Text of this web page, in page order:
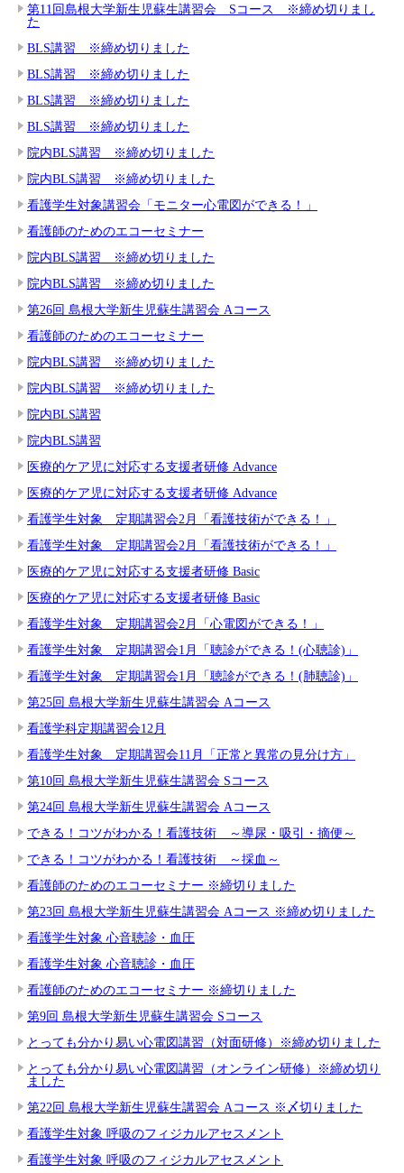
第11回島根大学新生児蘇生講習会 Sコース ※締め切りまし
た
BLS講習 ※締め切りました
BLS講習 ※締め切りました
BLS講習 ※締め切りました
BLS講習 ※締め切りました
院内BLS講習 ※締め切りました
院内BLS講習 ※締め切りました
看護学生対象講習会「モニター心電図ができる！」
看護師のためのエコーセミナー
院内BLS講習 ※締め切りました
院内BLS講習 ※締め切りました
第26回 島根大学新生児蘇生講習会 Aコース
看護師のためのエコーセミナー
院内BLS講習 ※締め切りました
院内BLS講習 ※締め切りました
院内BLS講習
院内BLS講習
医療的ケア児に対応する支援者研修 Advance
医療的ケア児に対応する支援者研修 Advance
看護学生対象 定期講習会2月「看護技術ができる！」
看護学生対象 定期講習会2月「看護技術ができる！」
医療的ケア児に対応する支援者研修 Basic
医療的ケア児に対応する支援者研修 Basic
看護学生対象 定期講習会2月「心電図ができる！」
看護学生対象 定期講習会1月「聴診ができる！(心聴診)」
看護学生対象 定期講習会1月「聴診ができる！(肺聴診)」
第25回 島根大学新生児蘇生講習会 Aコース
看護学科定期講習会12月
看護学生対象 定期講習会11月「正常と異常の見分け方」
第10回 島根大学新生児蘇生講習会 Sコース
第24回 島根大学新生児蘇生講習会 Aコース
できる！コツがわかる！看護技術 ～導尿・吸引・摘便～
できる！コツがわかる！看護技術 ～採血～
看護師のためのエコーセミナー ※締切りました
第23回 島根大学新生児蘇生講習会 Aコース ※締め切りました
看護学生対象 心音聴診・血圧
看護学生対象 心音聴診・血圧
看護師のためのエコーセミナー ※締切りました
第9回 島根大学新生児蘇生講習会 Sコース
とっても分かり易い心電図講習（対面研修）※締め切りました
とっても分かり易い心電図講習（オンライン研修）※締め切り
ました
第22回 島根大学新生児蘇生講習会 Aコース ※〆切りました
看護学生対象 呼吸のフィジカルアセスメント
看護学生対象 呼吸のフィジカルアセスメント